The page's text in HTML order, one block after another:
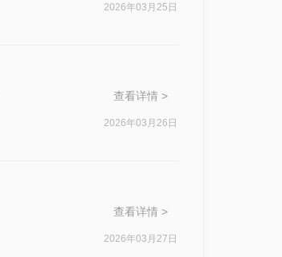
2026年03月25日
查看详情 >
2026年03月26日
查看详情 >
2026年03月27日